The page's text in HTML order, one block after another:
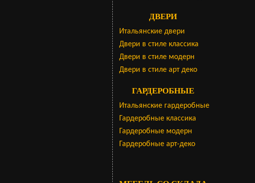
ДВЕРИ
Итальянские двери
Двери в стиле классика
Двери в стиле модерн
Двери в стиле арт деко
ГАРДЕРОБНЫЕ
Итальянские гардеробные
Гардеробные классика
Гардеробные модерн
Гардеробные арт-деко